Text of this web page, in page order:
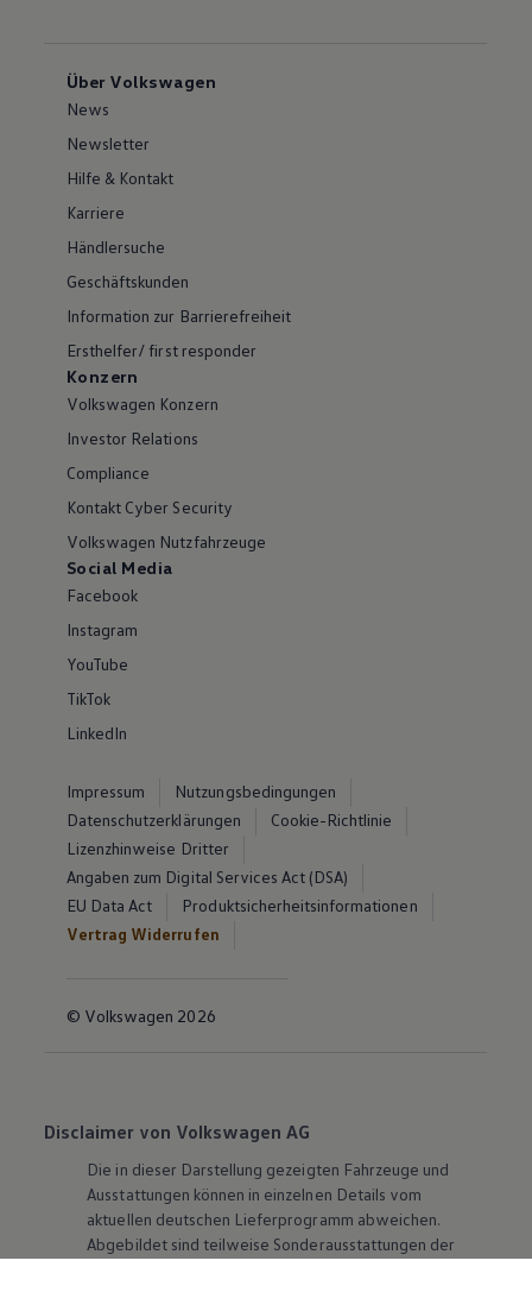
Über Volkswagen
News
Newsletter
Hilfe & Kontakt
Karriere
Händlersuche
Geschäftskunden
Information zur Barrierefreiheit
Ersthelfer/ first responder
Konzern
Volkswagen Konzern
Investor Relations
Compliance
Kontakt Cyber Security
Volkswagen Nutzfahrzeuge
Social Media
Facebook
Instagram
YouTube
TikTok
LinkedIn
Impressum
Nutzungsbedingungen
Datenschutzerklärungen
Cookie-Richtlinie
Lizenzhinweise Dritter
Angaben zum Digital Services Act (DSA)
EU Data Act
Produktsicherheitsinformationen
Vertrag Widerrufen
© Volkswagen 2026
Disclaimer von Volkswagen AG
Die in dieser Darstellung gezeigten Fahrzeuge und
Ausstattungen können in einzelnen Details vom
aktuellen deutschen Lieferprogramm abweichen.
Abgebildet sind teilweise Sonderausstattungen der